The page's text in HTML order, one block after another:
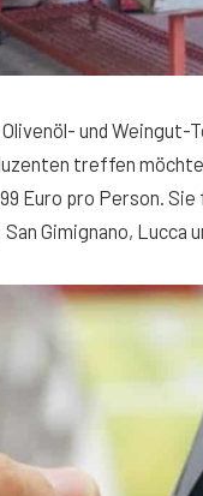
und Weingut-
treffen
Euro pro Person.
Gimignano, Lucca